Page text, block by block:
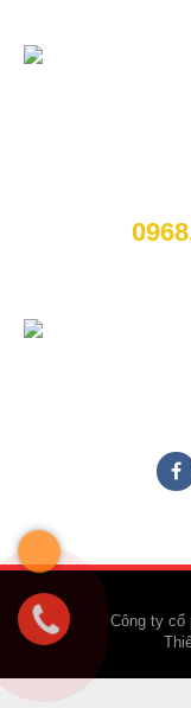
Công ty cổ